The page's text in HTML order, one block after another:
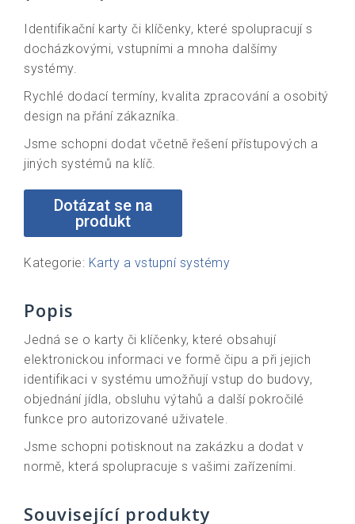
Identifikační karty či klíčenky, které spolupracují s
docházkovými, vstupními a mnoha dalšímy
systémy.
Rychlé dodací termíny, kvalita zpracování a osobitý
design na přání zákazníka.
Jsme schopni dodat včetně řešení přístupových a
jiných systémů na klíč.
Kategorie: Karty a vstupní systémy
Popis
Jedná se o karty či klíčenky, které obsahují
elektronickou informaci ve formě čipu a při jejich
identifikaci v systému umožňují vstup do budovy,
objednání jídla, obsluhu výtahů a další pokročilé
funkce pro autorizované uživatele.
Jsme schopni potisknout na zakázku a dodat v
normě, která spolupracuje s vašimi zařízeními.
Související produkty